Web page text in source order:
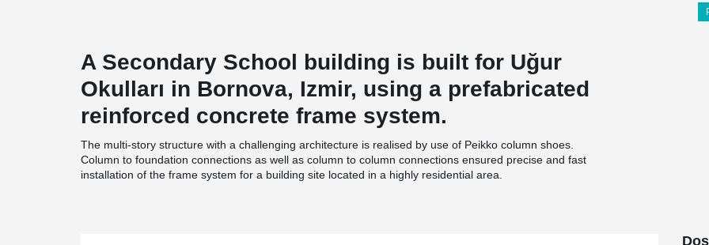
A Secondary School building is built for Uğur
Okulları in Bornova, Izmir, using a prefabricated
reinforced concrete frame system.
The multi-story structure with a challenging architecture is realised by use of Peikko column shoes.
Column to foundation connections as well as column to column connections ensured precise and fast
installation of the frame system for a building site located in a highly residential area.